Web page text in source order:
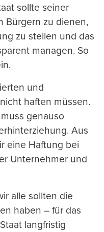
sollte seiner
Bürgern zu dienen,
zu stellen und das
managen. So
und
haften müssen.
ss genauso
Aus
eine Haftung bei
Unternehmer und
alle sollten die
haben – für das
langfristig